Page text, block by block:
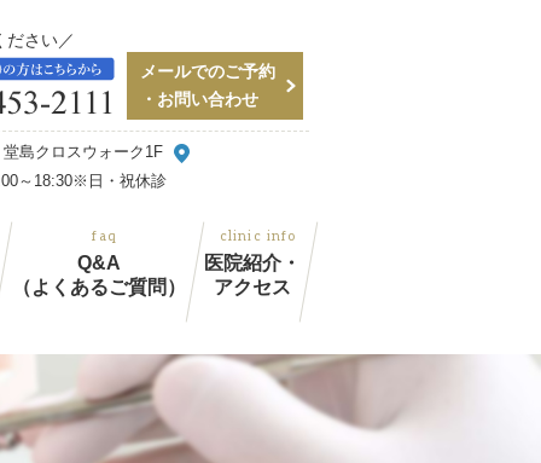
ださい
メールでのご予約
・お問い合わせ
島クロスウォーク1F
～18:30※日・祝休診
Q&A
（よくあるご質問）
医院紹介・
アクセス